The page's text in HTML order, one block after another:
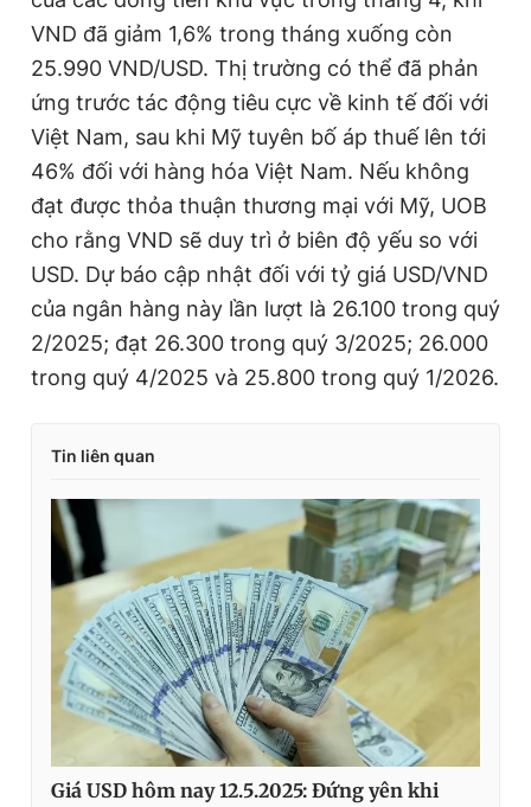
VND đã giảm 1,6% trong tháng xuống còn
25.990 VND/USD. Thị trường có thể đã phản
ứng trước tác động tiêu cực về kinh tế đối với
Việt Nam, sau khi Mỹ tuyên bố áp thuế lên tới
46% đối với hàng hóa Việt Nam. Nếu không
đạt được thỏa thuận thương mại với Mỹ, UOB
cho rằng VND sẽ duy trì ở biên độ yếu so với
USD. Dự báo cập nhật đối với tỷ giá USD/VND
của ngân hàng này lần lượt là 26.100 trong quý
2/2025; đạt 26.300 trong quý 3/2025; 26.000
trong quý 4/2025 và 25.800 trong quý 1/2026.
Tin liên quan
Giá USD hôm nay 12.5.2025: Đứng yên khi